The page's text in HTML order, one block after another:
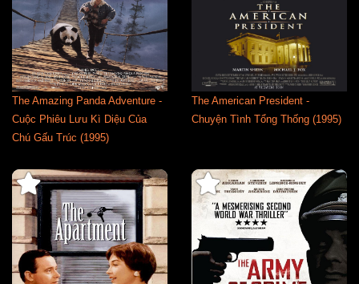
The Amazing Panda Adventure -
Cuộc Phiêu Lưu Kì Diệu Của
Chú Gấu Trúc (1995)
The American President -
Chuyện Tình Tổng Thống (1995)